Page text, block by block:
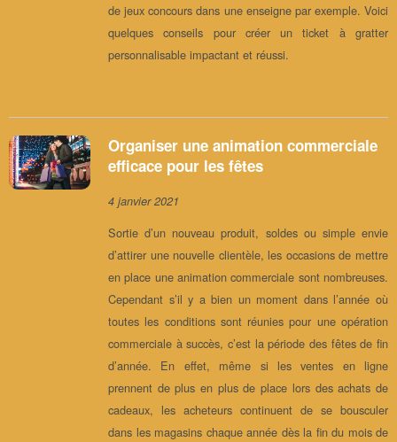
de jeux concours dans une enseigne par exemple. Voici
quelques conseils pour créer un ticket à gratter
personnalisable impactant et réussi.
Organiser une animation commerciale
efficace pour les fêtes
4 janvier 2021
Sortie d’un nouveau produit, soldes ou simple envie
d’attirer une nouvelle clientèle, les occasions de mettre
en place une animation commerciale sont nombreuses.
Cependant s’il y a bien un moment dans l’année où
toutes les conditions sont réunies pour une opération
commerciale à succès, c’est la période des fêtes de fin
d’année. En effet, même si les ventes en ligne
prennent de plus en plus de place lors des achats de
cadeaux, les acheteurs continuent de se bousculer
dans les magasins chaque année dès la fin du mois de